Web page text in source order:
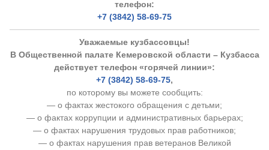
телефон:
+7 (3842) 58-69-75
Уважаемые кузбассовцы!
В Общественной палате Кемеровской области – Кузбасса
действует телефон «горячей линии»:
+7 (3842) 58-69-75,
по которому вы можете сообщить:
— о фактах жестокого обращения с детьми;
— о фактах коррупции и административных барьерах;
— о фактах нарушения трудовых прав работников;
— о фактах нарушения прав ветеранов Великой